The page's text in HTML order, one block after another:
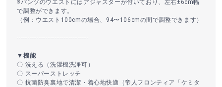
※パンツのウエストにはアジャスターが付いており、左右±6cm幅
で調整ができます。
（例：ウエスト100cmの場合、94〜106cmの間で調整できます）
----------------------------------------
▼機能
〇 洗える（洗濯機洗浄可）
〇 スーパーストレッチ
〇 抗菌防臭裏地で清潔・着心地快適（帝人フロンティア「ケミタ